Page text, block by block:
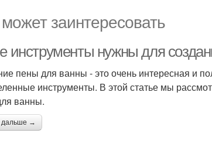
заинтересовать
инструменты нужны для
пены для ванны - это очень интересная и
инструменты. В этой статье мы
ванны.
дальше →